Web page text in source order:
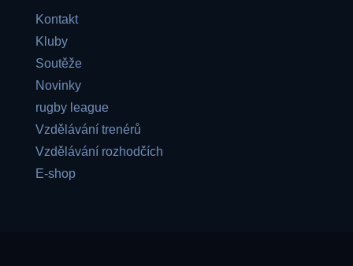
Kontakt
Kluby
Soutěže
Novinky
rugby league
Vzdělávání trenérů
Vzdělávání rozhodčích
E-shop